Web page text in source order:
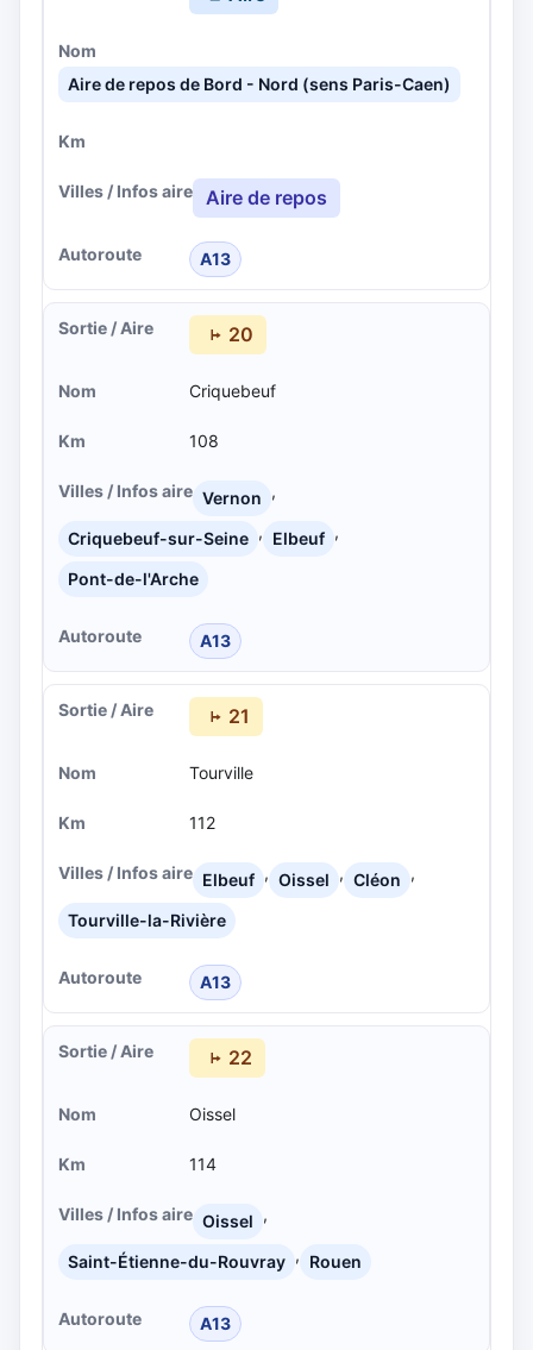
Aire de repos de Bord - Nord (sens Paris-Caen)
Aire de repos
A13
20
Criquebeuf
108
Vernon ,
Criquebeuf-sur-Seine , Elbeuf ,
Pont-de-l'Arche
A13
21
Tourville
112
Elbeuf , Oissel , Cléon ,
Tourville-la-Rivière
A13
22
Oissel
114
Oissel ,
Saint-Étienne-du-Rouvray , Rouen
A13